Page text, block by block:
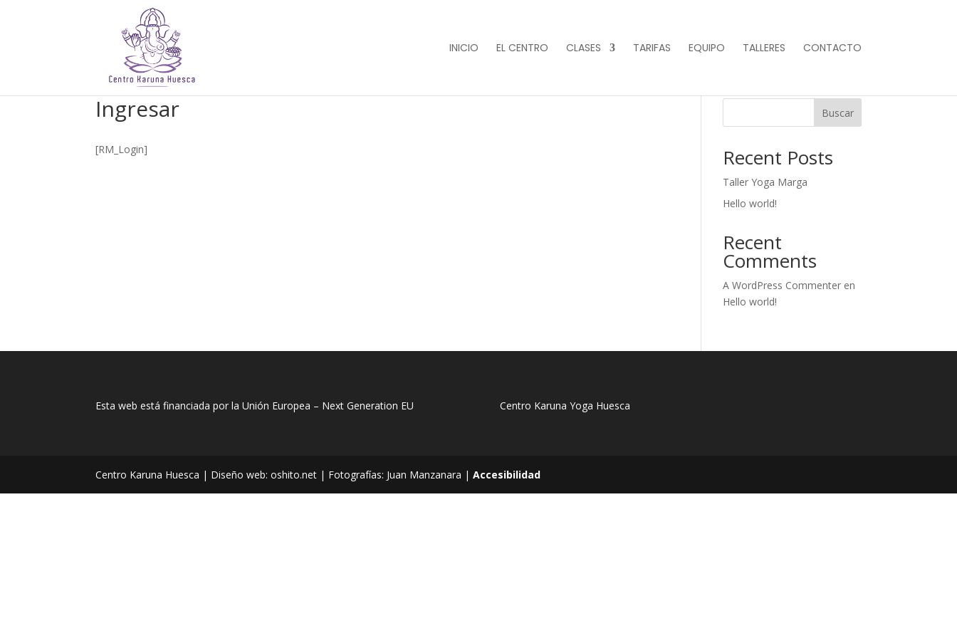
INICIO EL CENTRO CLASES TARIFAS EQUIPO TALLERES CONTACTO
Ingresar
[RM_Login]
Buscar
Recent Posts
Taller Yoga Marga
Hello world!
Recent
Comments
A WordPress Commenter en
Hello world!
Esta web está financiada por la Unión Europea – Next Generation EU
Centro Karuna Huesca | Diseño web: oshito.net | Fotografías: Juan Manzanara |Accesibilidad